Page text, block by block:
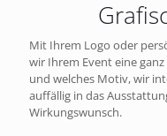
Mit Ihrem Logo oder
wir Ihrem Event eine
und welches Motiv, wir
auffällig in das
Wirkungswunsch.